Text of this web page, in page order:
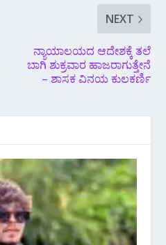
NEXT
ನ್ಯಾಯಾಲಯದ ಆದೇಶಕ್ಕೆ ತಲೆ
ಬಾಗಿ ಶುಕ್ರವಾರ ಹಾಜರಾಗುತ್ತೇನೆ
– ಶಾಸಕ ವಿನಯ ಕುಲಕರ್ಣಿ